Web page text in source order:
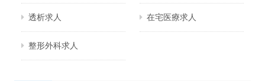
透析求人 在宅医療求人
整形外科求人